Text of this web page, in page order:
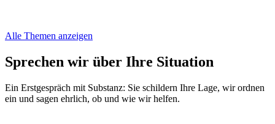
Alle Themen anzeigen
Sprechen wir über Ihre Situation
Ein Erstgespräch mit Substanz: Sie schildern Ihre Lage, wir ordnen
ein und sagen ehrlich, ob und wie wir helfen.